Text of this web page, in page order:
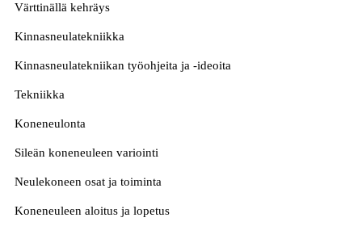
Värttinällä kehräys
Kinnasneulatekniikka
Kinnasneulatekniikan työohjeita ja -ideoita
Tekniikka
Koneneulonta
Sileän koneneuleen variointi
Neulekoneen osat ja toiminta
Koneneuleen aloitus ja lopetus